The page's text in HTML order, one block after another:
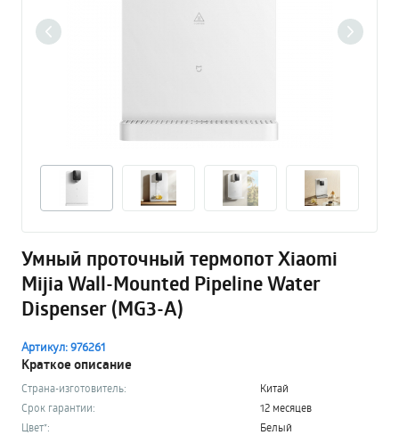
Умный проточный термопот Xiaomi
Mijia Wall-Mounted Pipeline Water
Dispenser (MG3-A)
Артикул: 976261
Краткое описание
Страна-изготовитель:
Китай
Срок гарантии:
12 месяцев
Цвет*:
Белый